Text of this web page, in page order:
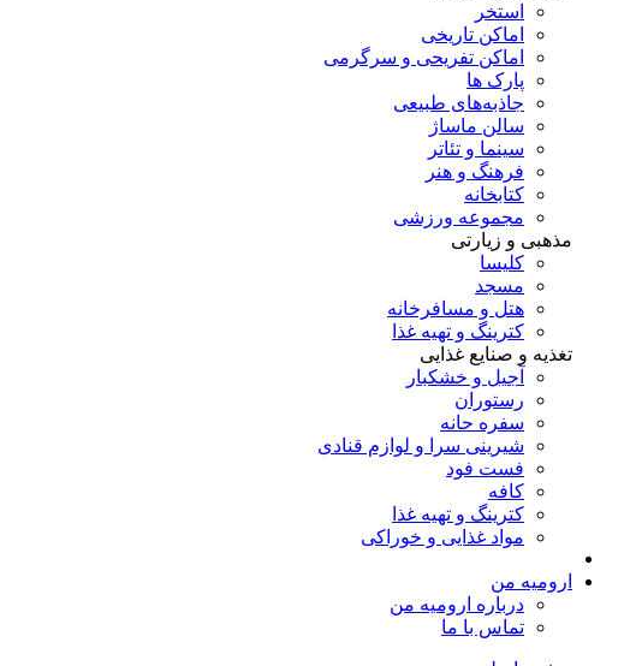
استخر
اماکن تاریخی
اماکن تفریحی و سرگرمی
پارک ها
جاذبه‌های طبیعی
سالن ماساژ
سینما و تئاتر
فرهنگ و هنر
کتابخانه
مجموعه ورزشی
مذهبی و زیارتی
کلیسا
مسجد
هتل و مسافرخانه
کترینگ و تهیه غذا
تغذیه و صنایع غذایی
آجیل و خشکبار
رستوران
سفره حانه
شیرینی سرا و لوازم قنادی
فست فود
کافه
کترینگ و تهیه غذا
مواد غذایی و خوراکی
ارومیه من
درباره ارومیه من
تماس با ما